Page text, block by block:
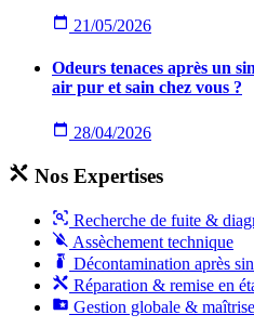
21/05/2026
Odeurs tenaces après un
air pur et sain chez vous ?
28/04/2026
Nos Expertises
Recherche de fuite &
Assèchement technique
Décontamination après
Réparation & remise en
Gestion globale &